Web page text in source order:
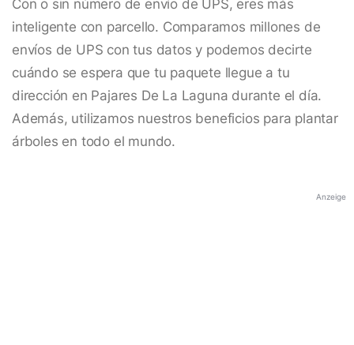
Con o sin número de envío de UPS, eres más
inteligente con parcello. Comparamos millones de
envíos de UPS con tus datos y podemos decirte
cuándo se espera que tu paquete llegue a tu
dirección en Pajares De La Laguna durante el día.
Además, utilizamos nuestros beneficios para plantar
árboles en todo el mundo.
Anzeige